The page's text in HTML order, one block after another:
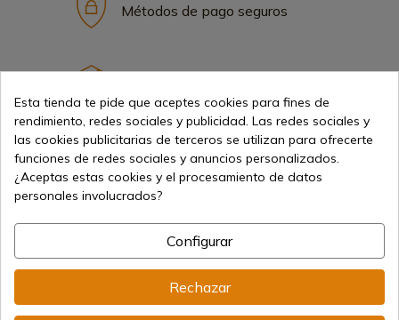
Métodos de pago seguros
Información
info@aceros-de-hispania.com
Esta tienda te pide que aceptes cookies para fines de
rendimiento, redes sociales y publicidad. Las redes sociales y
las cookies publicitarias de terceros se utilizan para ofrecerte
funciones de redes sociales y anuncios personalizados.
¿Aceptas estas cookies y el procesamiento de datos
personales involucrados?
Configurar
Rechazar